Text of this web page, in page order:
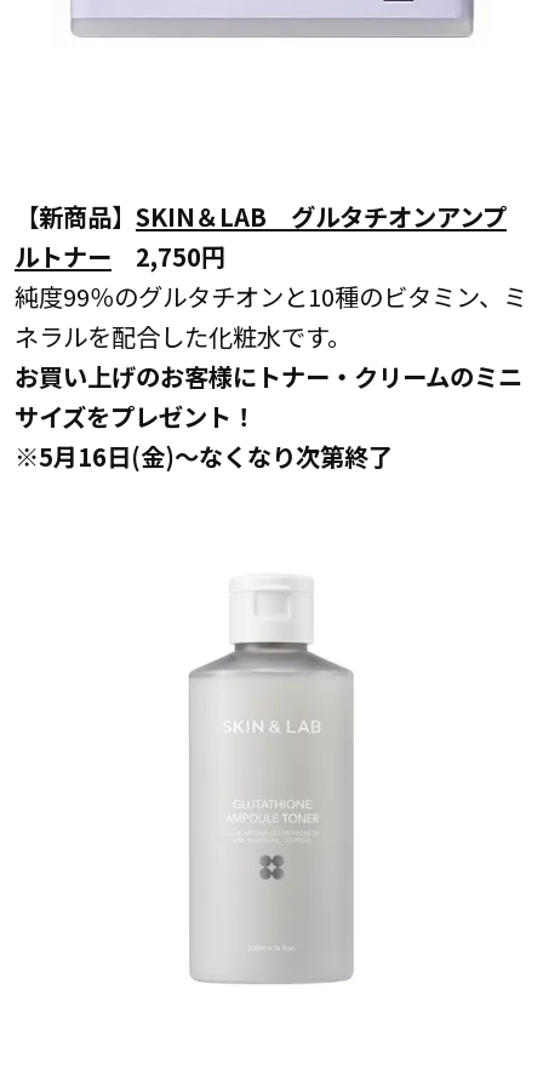
【新商品】 SKIN＆LAB グルタチオンアンプ
ルトナー 2,750円
純度99％のグルタチオンと10種のビタミン、ミ
ネラルを配合した化粧水です。
お買い上げのお客様にトナー・クリームのミニ
サイズをプレゼント！
※5月16日(金)～なくなり次第終了